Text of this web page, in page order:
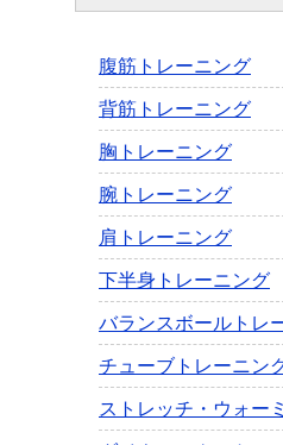
腹筋トレーニング
背筋トレーニング
胸トレーニング
腕トレーニング
肩トレーニング
下半身トレーニング
バランスボールトレ
チューブトレーニン
ストレッチ・ウォー